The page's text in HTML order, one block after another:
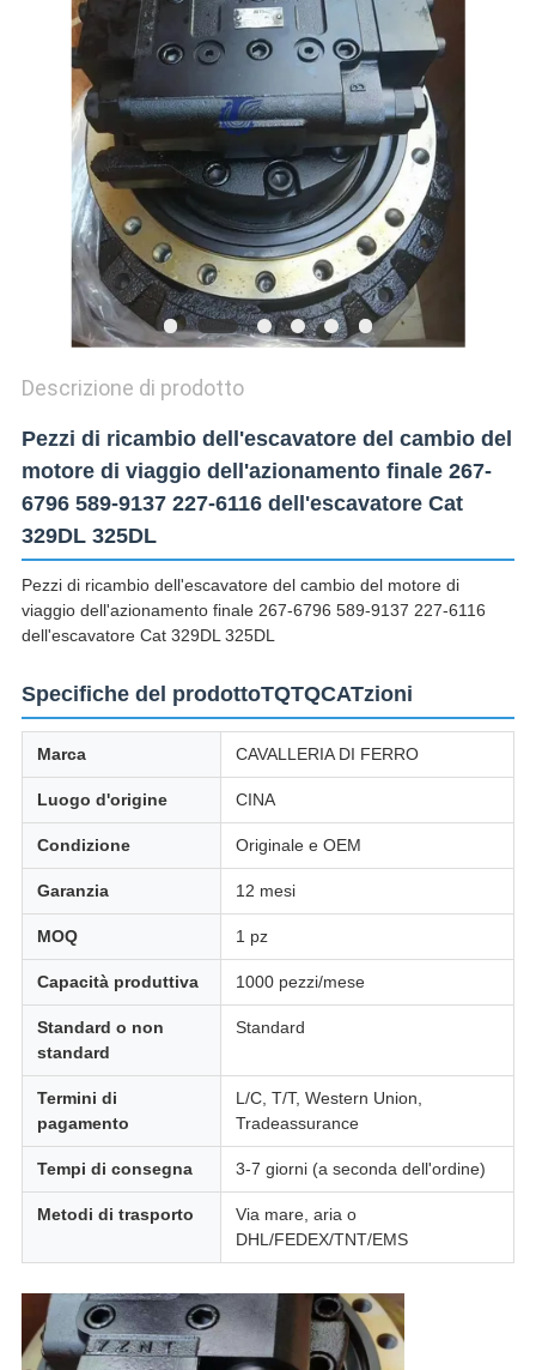
SITEMAP
POLITICA
SULLA
RISERVATEZZA
Descrizione di prodotto
Pezzi di ricambio dell'escavatore del cambio del
motore di viaggio dell'azionamento finale 267-
6796 589-9137 227-6116 dell'escavatore Cat
329DL 325DL
Pezzi di ricambio dell'escavatore del cambio del motore di
viaggio dell'azionamento finale 267-6796 589-9137 227-6116
dell'escavatore Cat 329DL 325DL
Specifiche del prodottoTQTQCATzioni
Marca CAVALLERIA DI FERRO
Luogo d'origine CINA
Condizione Originale e OEM
Garanzia 12 mesi
MOQ 1 pz
Capacità produttiva 1000 pezzi/mese
Standard o non
standard
Standard
Termini di
pagamento
L/C, T/T, Western Union,
Tradeassurance
Tempi di consegna 3-7 giorni (a seconda dell'ordine)
Metodi di trasporto
Via mare, aria o
DHL/FEDEX/TNT/EMS